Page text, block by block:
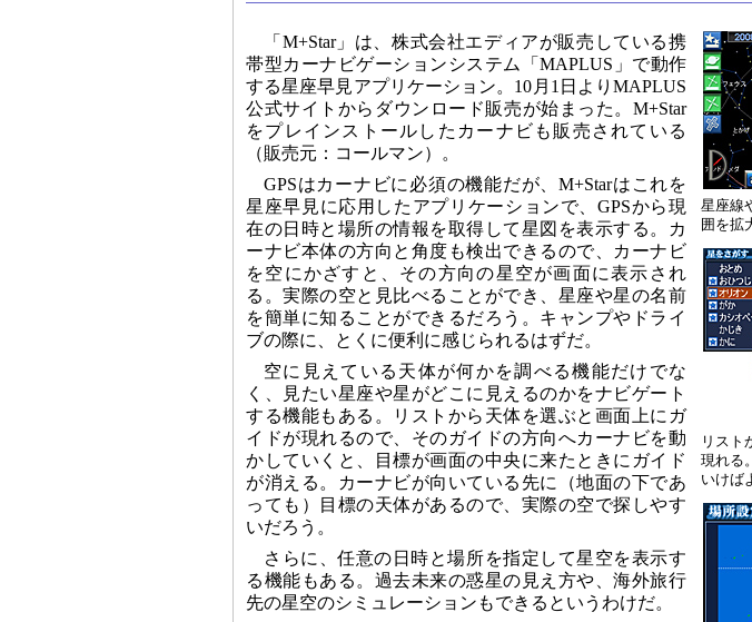
星座線
囲を拡
リスト
現れる
いけば
「M+Star」は、株式会社エディアが販売している携
帯型カーナビゲーションシステム「MAPLUS」で動作
する星座早見アプリケーション。10月1日よりMAPLUS
公式サイトからダウンロード販売が始まった。M+Star
をプレインストールしたカーナビも販売されている
（販売元：コールマン）。
GPSはカーナビに必須の機能だが、M+Starはこれを
星座早見に応用したアプリケーションで、GPSから現
在の日時と場所の情報を取得して星図を表示する。カ
ーナビ本体の方向と角度も検出できるので、カーナビ
を空にかざすと、その方向の星空が画面に表示され
る。実際の空と見比べることができ、星座や星の名前
を簡単に知ることができるだろう。キャンプやドライ
ブの際に、とくに便利に感じられるはずだ。
空に見えている天体が何かを調べる機能だけでな
く、見たい星座や星がどこに見えるのかをナビゲート
する機能もある。リストから天体を選ぶと画面上にガ
イドが現れるので、そのガイドの方向へカーナビを動
かしていくと、目標が画面の中央に来たときにガイド
が消える。カーナビが向いている先に（地面の下であ
っても）目標の天体があるので、実際の空で探しやす
いだろう。
さらに、任意の日時と場所を指定して星空を表示す
る機能もある。過去未来の惑星の見え方や、海外旅行
先の星空のシミュレーションもできるというわけだ。